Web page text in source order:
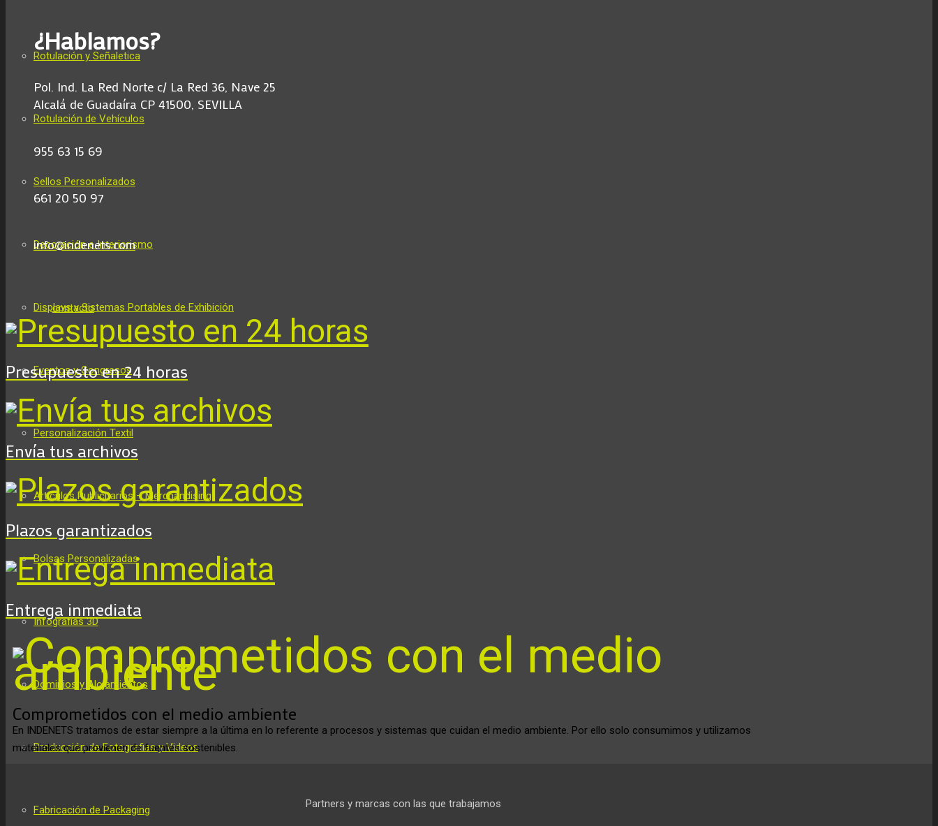
Rotulación y Señaletica
Rotulación de Vehículos
Sellos Personalizados
Decoración e Interiorismo
Displays y Sistemas Portables de Exhibición
Eventos y Congresos
Personalización Textil
Artículos Publicitarios – Merchandising
Bolsas Personalizadas
Infografias 3D
Dominios y Alojamientos
Producción de Fotografias y Videos
Fabricación de Packaging
¿Hablamos?
Pol. Ind. La Red Norte c/ La Red 36, Nave 25
Alcalá de Guadaíra CP 41500, SEVILLA
955 63 15 69
661 20 50 97
info@indenets.com
contacto
Presupuesto en 24 horas
Envía tus archivos
Plazos garantizados
Entrega inmediata
Comprometidos con el medio ambiente
En INDENETS tratamos de estar siempre a la última en lo referente a procesos y sistemas que cuidan el medio ambiente. Por ello solo consumimos y utilizamos
materiales que provienen de fuentes sostenibles.
Partners y marcas con las que trabajamos